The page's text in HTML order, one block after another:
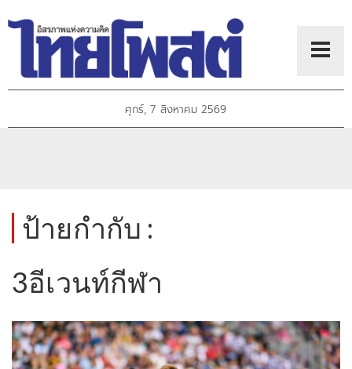
ศุกร์, 7 สิงหาคม 2569
ป้ายกำกับ :
3อีเวนท์กีฬา